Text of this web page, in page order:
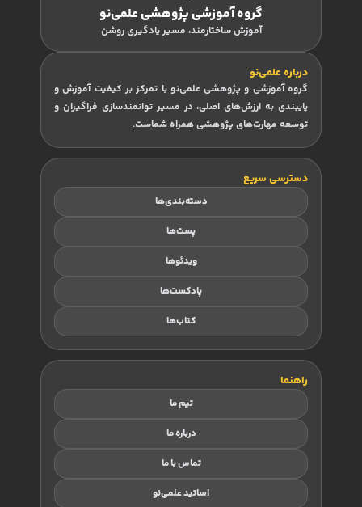
گروه آموزشی پژوهشی علمی‌نو
آموزش ساختارمند، مسیر یادگیری روشن
درباره علمی‌نو
گروه آموزشی و پژوهشی علمی‌نو با تمرکز بر کیفیت آموزش و
پایبندی به ارزش‌های اصلی، در مسیر توانمندسازی فراگیران و
توسعه مهارت‌های پژوهشی همراه شماست.
دسترسی سریع
دسته‌بندی‌ها
پست‌ها
ویدئوها
پادکست‌ها
کتاب‌ها
راهنما
تیم ما
درباره ما
تماس با ما
اساتید علمی‌نو